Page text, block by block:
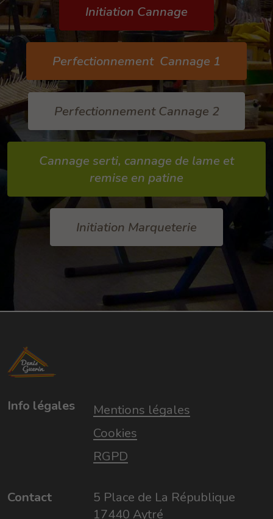
Initiation Cannage
Perfectionnement Cannage 1
Perfectionnement Cannage 2
Cannage serti, cannage de lame et
remise en patine
Initiation Marqueterie
Info légales
Mentions légales
Cookies
RGPD
Contact
5 Place de La République
17440 Aytré